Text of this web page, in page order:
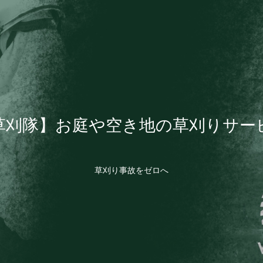
刈隊】お庭や空き地の草刈りサー
草刈り事故をゼロへ